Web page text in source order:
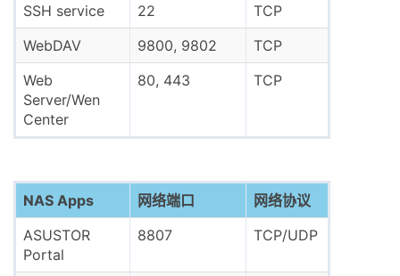
SSH service 22
TCP
WebDAV
9800, 9802
TCP
Web
Server/Wen
Center
80, 443 TCP
NAS Apps 网络端口
网络协议
ASUSTOR
Portal
8807 TCP/UDP